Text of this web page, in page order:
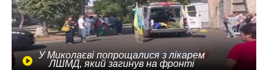
У Миколаєві попрощалися з лікарем
ЛШМД, який загинув на фронті